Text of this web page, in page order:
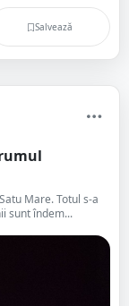
Salvează
Mare. Totul s-a
sunt îndem...